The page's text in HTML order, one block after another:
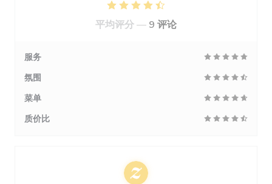
平均评分 — 9 评论
服务
氛围
菜单
质价比